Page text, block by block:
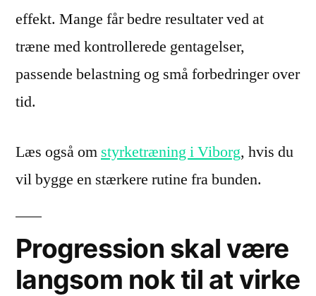
effekt. Mange får bedre resultater ved at
træne med kontrollerede gentagelser,
passende belastning og små forbedringer over
tid.
Læs også om styrketræning i Viborg, hvis du
vil bygge en stærkere rutine fra bunden.
Progression skal være
langsom nok til at virke